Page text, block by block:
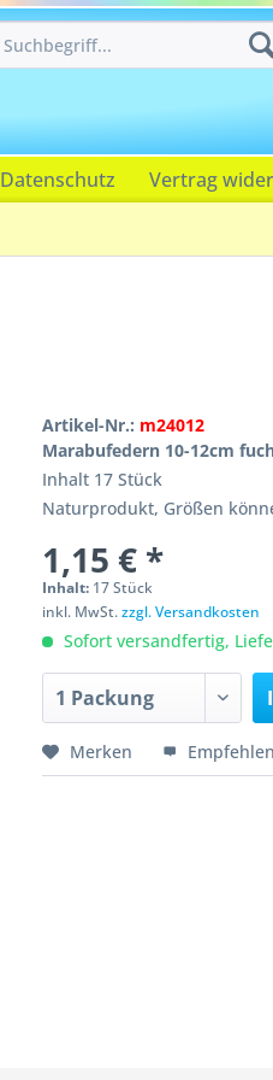
Datenschutz Vertrag
Artikel-Nr.: m24012
Marabufedern 10-12cm
Inhalt 17 Stück
Naturprodukt, Größen
1,15 € *
Inhalt: 17 Stück
inkl. MwSt.zzgl. Versandkosten
Sofort versandfertig,
Merken Empfehlen